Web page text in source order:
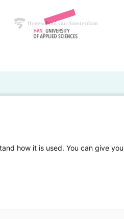
Eigen onderzoek publiceren
how it is used. You can give